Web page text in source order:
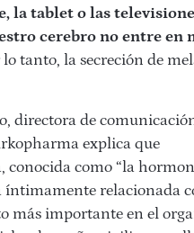
la tablet o las
cerebro no entre en
lo tanto, la secreción de
directora de
explica que
conocida como “la
íntimamente relacionada
más importante en el